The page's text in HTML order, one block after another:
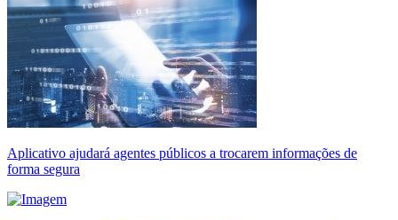
Aplicativo ajudará agentes públicos a trocarem informações de
forma segura